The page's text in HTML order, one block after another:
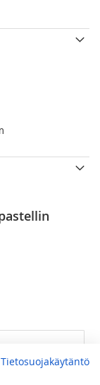
Tietosuojakäytäntö